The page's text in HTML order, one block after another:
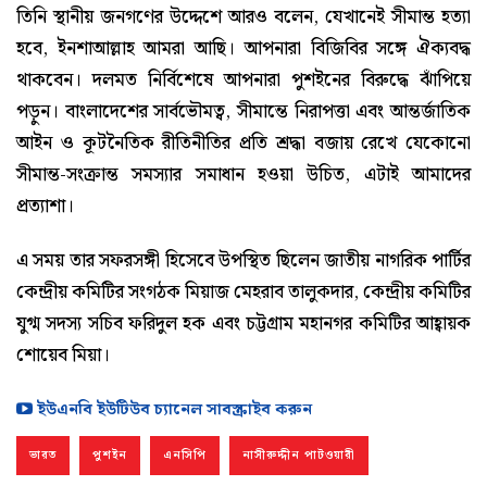
তিনি স্থানীয় জনগণের উদ্দেশে আরও বলেন, যেখানেই সীমান্ত হত্যা
হবে, ইনশাআল্লাহ আমরা আছি। আপনারা বিজিবির সঙ্গে ঐক্যবদ্ধ
থাকবেন। দলমত নির্বিশেষে আপনারা পুশইনের বিরুদ্ধে ঝাঁপিয়ে
পড়ুন। বাংলাদেশের সার্বভৌমত্ব, সীমান্তে নিরাপত্তা এবং আন্তর্জাতিক
আইন ও কূটনৈতিক রীতিনীতির প্রতি শ্রদ্ধা বজায় রেখে যেকোনো
সীমান্ত-সংক্রান্ত সমস্যার সমাধান হওয়া উচিত, এটাই আমাদের
প্রত্যাশা।
এ সময় তার সফরসঙ্গী হিসেবে উপস্থিত ছিলেন জাতীয় নাগরিক পার্টির
কেন্দ্রীয় কমিটির সংগঠক মিয়াজ মেহরাব তালুকদার, কেন্দ্রীয় কমিটির
যুগ্ম সদস্য সচিব ফরিদুল হক এবং চট্টগ্রাম মহানগর কমিটির আহ্বায়ক
শোয়েব মিয়া।
ইউএনবি ইউটিউব চ্যানেল সাবস্ক্রাইব করুন
ভারত পুশইন এনসিপি নাসীরুদ্দীন পাটওয়ারী